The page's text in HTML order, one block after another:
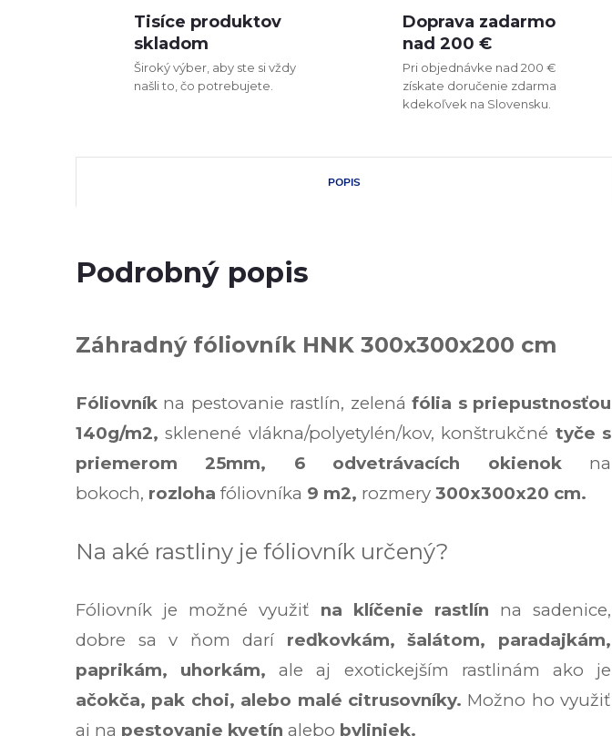
Tisíce produktov
skladom
Široký výber, aby ste si vždy
našli to, čo potrebujete.
Doprava zadarmo
nad 200 €
Pri objednávke nad 200 €
získate doručenie zdarma
kdekoľvek na Slovensku.
POPIS
Podrobný popis
Záhradný fóliovník HNK 300x300x200 cm
Fóliovník na pestovanie rastlín, zelenáfólia s priepustnosťou
140g/m2,sklenené vlákna/polyetylén/kov, konštrukčné tyče s
priemerom 25mm, 6 odvetrávacích okienokna
bokoch, rozloha fóliovníka 9 m2, rozmery 300x300x20 cm.
Na aké rastliny je fóliovník určený?
Fóliovník je možné využiť na klíčenie rastlín na sadenice,
dobre sa v ňom darí reďkovkám, šalátom, paradajkám,
paprikám, uhorkám, ale aj exotickejším rastlinám ako je
ačokča, pak choi, alebo malé citrusovníky. Možno ho využiť
aj na pestovanie kvetín alebo byliniek.